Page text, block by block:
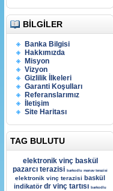
BILGILER
Banka Bilgisi
Hakkımızda
Misyon
Vizyon
Gizlilik İlkeleri
Garanti Koşulları
Referanslarımız
İletişim
Site Haritası
TAG BULUTU
elektronik vinç baskül
pazarcı terazisi barkodlu manav terazisi
elektronik vinç terazisi baskül
indikatör dr vinç tartısı barkodlu